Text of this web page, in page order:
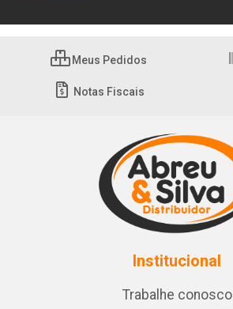
Meus Pedidos
Notas Fiscais
Institucional
Trabalhe conosco